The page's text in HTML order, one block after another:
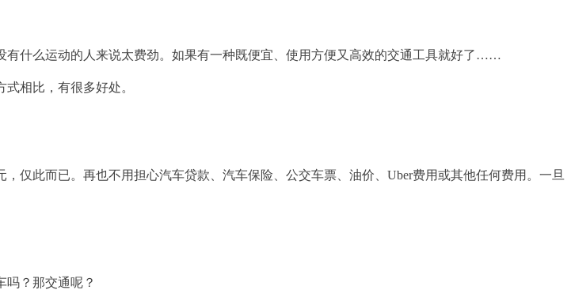
什么运动的人来说太费劲。如果有一种既便宜、使用方便又高效的交通工具就好了……
相比，有很多好处。
仅此而已。再也不用担心汽车贷款、汽车保险、公交车票、油价、Uber费用或其他任何费用。一旦
吗？那交通呢？